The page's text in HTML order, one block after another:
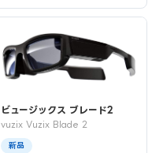
ビュージックス ブレード2
vuzix Vuzix Blade 2
新品